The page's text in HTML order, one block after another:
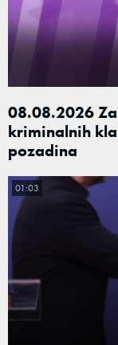
08.08.2026
kriminalnih
pozadina
01:03